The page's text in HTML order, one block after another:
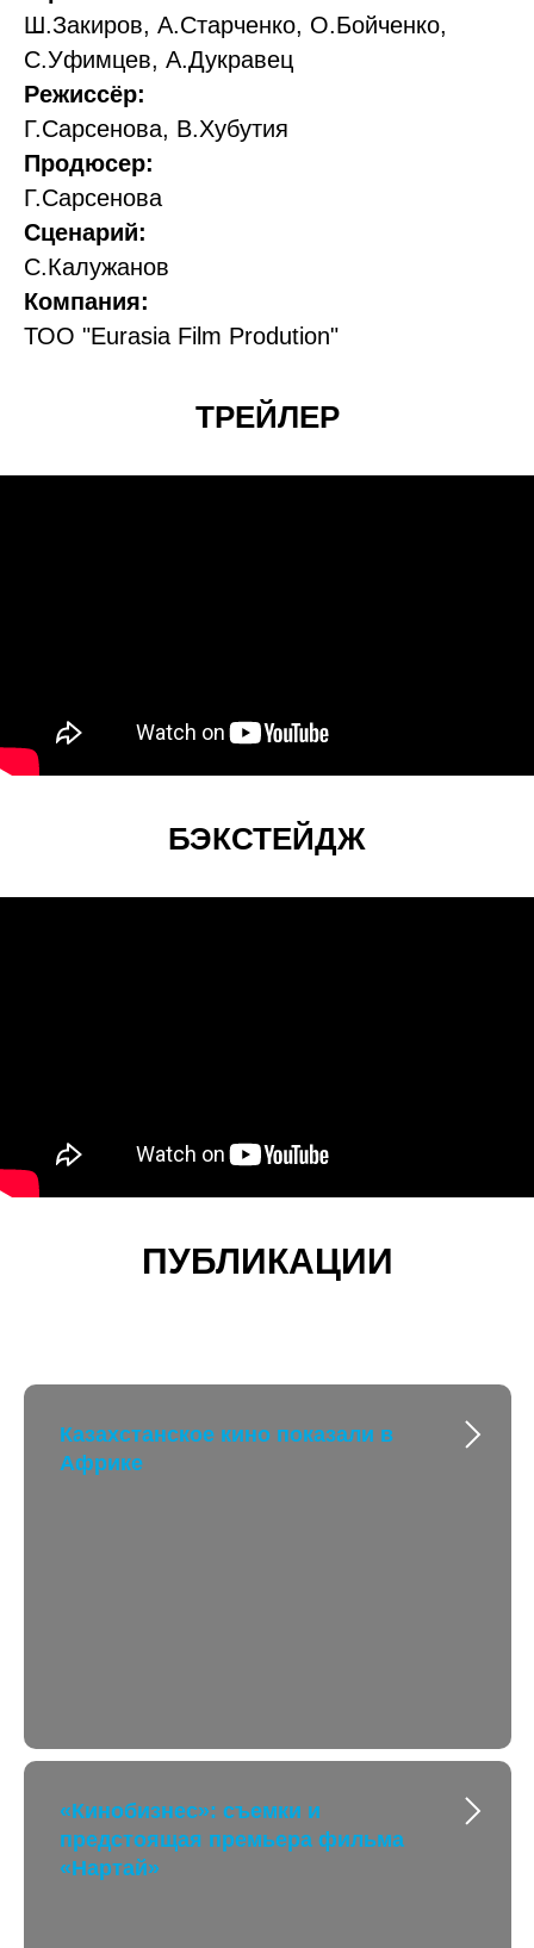
Ш.Закиров, А.Старченко, О.Бойченко,
С.Уфимцев, А.Дукравец
Режиссёр:
Г.Сарсенова, В.Хубутия
Продюсер:
Г.Сарсенова
Сценарий:
С.Калужанов
Компания:
ТОО "Eurasia Film Prodution"
ТРЕЙЛЕР
БЭКСТЕЙДЖ
ПУБЛИКАЦИИ
Казахстанское кино показали в
Африке
«Кинобизнес»: съемки и
предстоящая премьера фильма
«Нартай»